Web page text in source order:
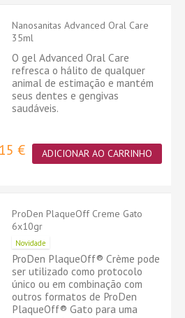
Nanosanitas Advanced Oral Care
35ml
O gel Advanced Oral Care
refresca o hálito de qualquer
animal de estimação e mantém
seus dentes e gengivas
saudáveis.
€ ADICIONAR AO CARRINHO
ProDen PlaqueOff Creme Gato
6x10gr
Novidade
ProDen PlaqueOff® Crème pode
ser utilizado como protocolo
único ou em combinação com
outros formatos de ProDen
PlaqueOff® Gato para uma